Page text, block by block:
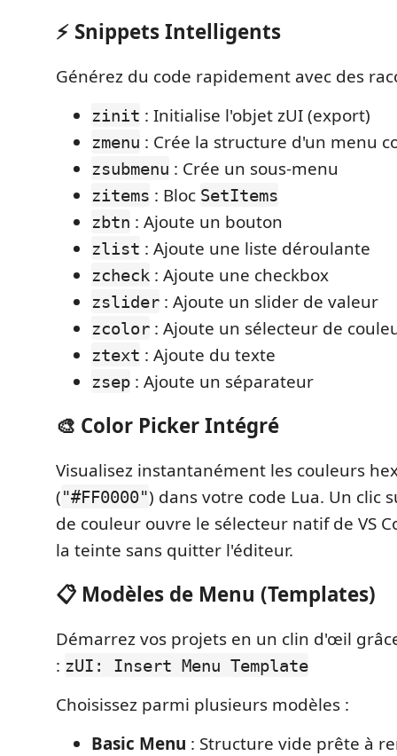
⚡ Snippets Intelligents
Générez du code rapidement avec des
zinit : Initialise l'objet zUI (export)
zmenu : Crée la structure d'un menu
zsubmenu : Crée un sous-menu
zitems : Bloc SetItems
zbtn : Ajoute un bouton
zlist : Ajoute une liste déroulante
zcheck : Ajoute une checkbox
zslider : Ajoute un slider de valeur
zcolor : Ajoute un sélecteur de
ztext : Ajoute du texte
zsep : Ajoute un séparateur
🎨 Color Picker Intégré
Visualisez instantanément les couleurs
("#FF0000") dans votre code Lua. Un clic
de couleur ouvre le sélecteur natif de VS
la teinte sans quitter l'éditeur.
📋 Modèles de Menu (Templates)
Démarrez vos projets en un clin d'œil
: zUI: Insert Menu Template
Choisissez parmi plusieurs modèles :
Basic Menu : Structure vide prête à